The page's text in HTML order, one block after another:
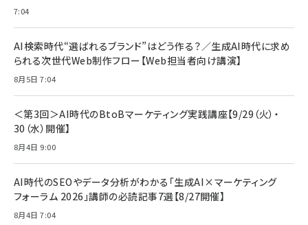
No.2502[2026年後半、あなたの恋と運命／山
￥880
【New】Amazon Fire TV Stick HD | 手軽に
ディアプレイヤー
￥6,980
Anker Soundcore P31i (Bluetooth 6.1)
【完全ワイヤレスイヤホン/アクティブノイズキャ
ンセリング/マルチポイント接続 / 最大50時間
Anker PowerLine III Flow USB-C & USB-C
ケーブル Anker絡まないケーブル 240W 結束バン
ド付き USB PD対応 シリコン素材採用 iPhone
17 / 16 / 15 / Galaxy iPad Pro MacBook
C ケーブル Anker絡まないケーブル 240W 結
iPhone 17 / 16 / 15 / Galaxy iPad Pro
MacBook Pro/Air 各種対応 (1.8m ミッドナ
イトブラック)
￥1,890
本
￥4,192
キャンペーン】
￥4,857
7:04
AI検索時代“選ばれるブランド”はどう作る？／生成AI時代に求め
られる次世代Web制作フロー【Web担当者向け講演】
8月5日 7:04
＜第3回＞AI時代のBtoBマーケティング実践講座【9/29（火）・
30（水）開催】
8月4日 9:00
AI時代のSEOやデータ分析がわかる「生成AI×マーケティング
フォーラム 2026」講師の必読記事7選【8/27開催】
8月4日 7:04